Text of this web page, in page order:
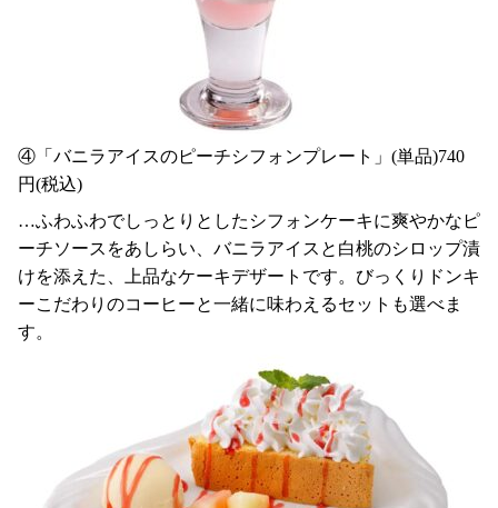
④「バニラアイスのピーチシフォンプレート」(単品)740
円(税込)
…ふわふわでしっとりとしたシフォンケーキに爽やかなピ
ーチソースをあしらい、バニラアイスと白桃のシロップ漬
けを添えた、上品なケーキデザートです。びっくりドンキ
ーこだわりのコーヒーと一緒に味わえるセットも選べま
す。